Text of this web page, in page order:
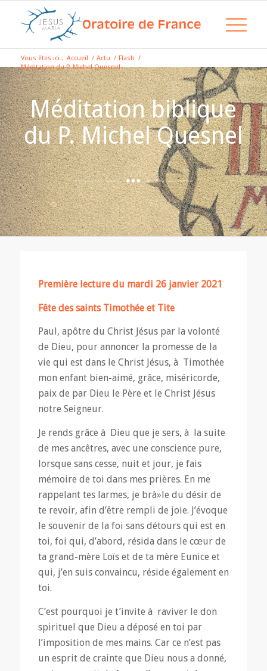
Vous êtes ici : Accueil / Actu / Flash /
Méditation du P. Michel Quesnel
Méditation biblique
du P. Michel Quesnel
Première lecture du mardi 26 janvier 2021
Fête des saints Timothée et Tite
Paul, apôtre du Christ Jésus par la volonté
de Dieu, pour annoncer la promesse de la
vie qui est dans le Christ Jésus, à Timothée
mon enfant bien-aimé, grâce, miséricorde,
paix de par Dieu le Père et le Christ Jésus
notre Seigneur.
Je rends grâce à Dieu que je sers, à la suite
de mes ancêtres, avec une conscience pure,
lorsque sans cesse, nuit et jour, je fais
mémoire de toi dans mes prières. En me
rappelant tes larmes, je brà»le du désir de
te revoir, afin d’être rempli de joie. J’évoque
le souvenir de la foi sans détours qui est en
toi, foi qui, d’abord, résida dans le cœur de
ta grand-mère Loïs et de ta mère Eunice et
qui, j’en suis convaincu, réside également en
toi.
C’est pourquoi je t’invite à raviver le don
spirituel que Dieu a déposé en toi par
l’imposition de mes mains. Car ce n’est pas
un esprit de crainte que Dieu nous a donné,